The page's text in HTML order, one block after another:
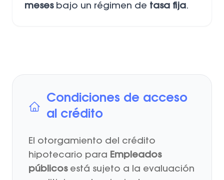
mesesbajo un régimen de tasa fija.
Condiciones de acceso
al crédito
El otorgamiento del crédito
hipotecario para Empleados
públicosestá sujeto a la evaluación